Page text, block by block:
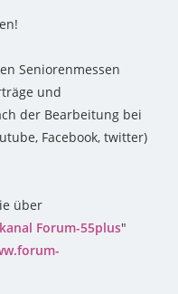
Seniorenmessen
und
der Bearbeitung bei
Facebook, twitter)
über
Forum-55plus"